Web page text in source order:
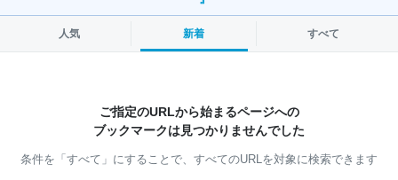
人気 新着 すべて
ご指定のURLから始まるページへの
ブックマークは見つかりませんでした
条件を「すべて」にすることで、 すべてのURLを対象に検索できます